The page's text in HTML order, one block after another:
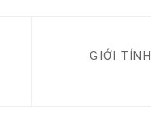
GIỚI TÍNH